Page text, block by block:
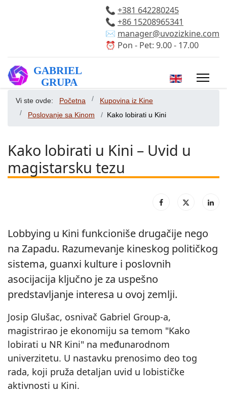
📞 +381 642280245
📞 +86 15208965341
✉️ manager@uvozizkine.com
⏰ Pon - Pet: 9.00 - 17.00
Izaberite vaš
Vi ste ovde: Početna
Kupovina iz Kine
Poslovanje sa Kinom
Kako lobirati u Kini
Kako lobirati u Kini – Uvid u
magistarsku tezu
Lobbying u Kini funkcioniše drugačije nego
na Zapadu. Razumevanje kineskog političkog
sistema, guanxi kulture i poslovnih
asocijacija ključno je za uspešno
predstavljanje interesa u ovoj zemlji.
Josip Glušac, osnivač Gabriel Group-a,
magistrirao je ekonomiju sa temom "Kako
lobirati u NR Kini" na međunarodnom
univerzitetu. U nastavku prenosimo deo tog
rada, koji pruža detaljan uvid u lobističke
aktivnosti u Kini.